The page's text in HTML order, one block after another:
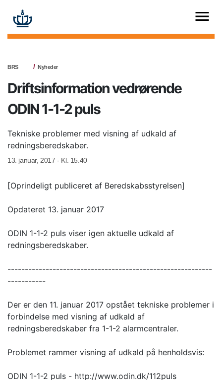
BRS Nyheder
Driftsinformation vedrørende
ODIN 1-1-2 puls
Tekniske problemer med visning af udkald af
redningsberedskaber.
13. januar, 2017 - Kl. 15.40
[Oprindeligt publiceret af Beredskabsstyrelsen]
Opdateret 13. januar 2017
ODIN 1-1-2 puls viser igen aktuelle udkald af
redningsberedskaber.
-----------------------------------------------------------
-----------
Der er den 11. januar 2017 opstået tekniske problemer i
forbindelse med visning af udkald af
redningsberedskaber fra 1-1-2 alarmcentraler.
Problemet rammer visning af udkald på henholdsvis:
ODIN 1-1-2 puls - http://www.odin.dk/112puls